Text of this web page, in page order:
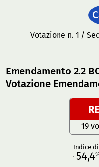
Votazione n. 1 /
Emendamento 2.2
Votazione
19
Indice
54,4%